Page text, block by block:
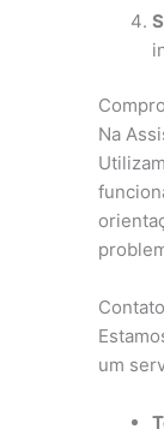
Na
um